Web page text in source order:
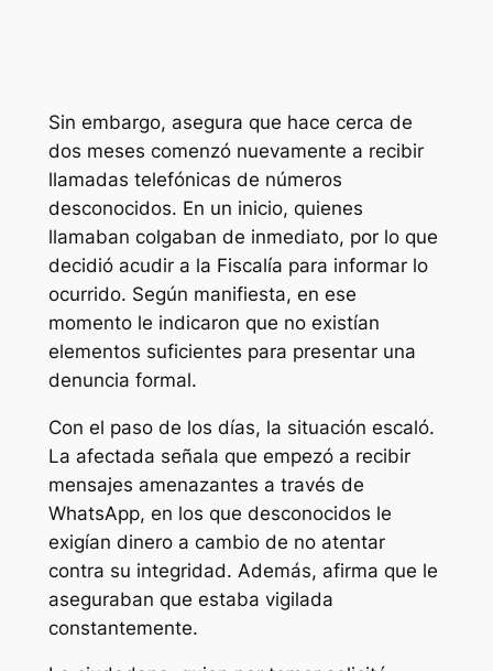
Sin embargo, asegura que hace cerca de
dos meses comenzó nuevamente a recibir
llamadas telefónicas de números
desconocidos. En un inicio, quienes
llamaban colgaban de inmediato, por lo que
decidió acudir a la Fiscalía para informar lo
ocurrido. Según manifiesta, en ese
momento le indicaron que no existían
elementos suficientes para presentar una
denuncia formal.
Con el paso de los días, la situación escaló.
La afectada señala que empezó a recibir
mensajes amenazantes a través de
WhatsApp, en los que desconocidos le
exigían dinero a cambio de no atentar
contra su integridad. Además, afirma que le
aseguraban que estaba vigilada
constantemente.